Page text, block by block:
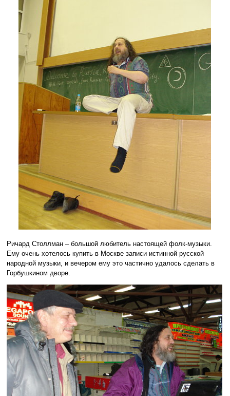
Ричард Столлман – большой любитель настоящей фолк-музыки.
Ему очень хотелось купить в Москве записи истинной русской
народной музыки, и вечером ему это частично удалось сделать в
Горбушкином дворе.